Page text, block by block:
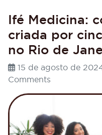
Ifé Medicina:
criada por
no Rio de
15 de agosto de
Comments